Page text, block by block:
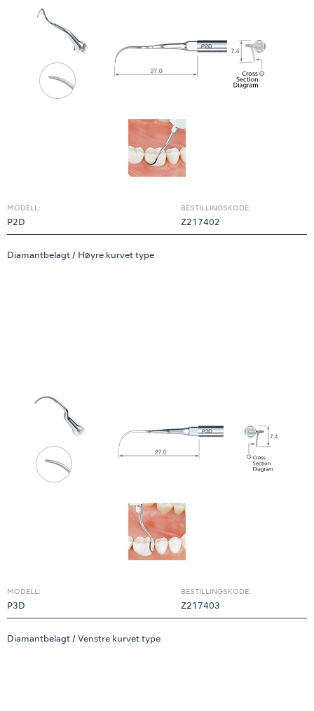
MODELL:
P2D
BESTILLINGSKODE:
Z217402
Diamantbelagt / Høyre kurvet type
MODELL:
P3D
BESTILLINGSKODE:
Z217403
Diamantbelagt / Venstre kurvet type